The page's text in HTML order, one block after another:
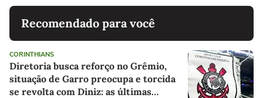
Recomendado para você
CORINTHIANS
Diretoria busca reforço no Grêmio,
situação de Garro preocupa e torcida
se revolta com Diniz: as últimas